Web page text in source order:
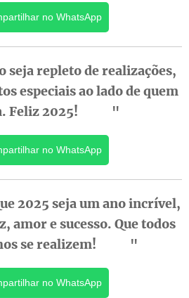
no WhatsApp
seja repleto de realizações,
especiais ao lado de quem
Feliz 2025! 😊💖"
no WhatsApp
2025 seja um ano incrível,
amor e sucesso. Que todos
se realizem! ✨🍾"
no WhatsApp